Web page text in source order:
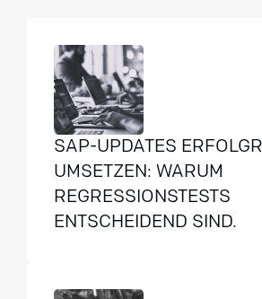
SAP-UPDATES
UMSETZEN: WARUM
REGRESSIONSTESTS
ENTSCHEIDEND SIND.